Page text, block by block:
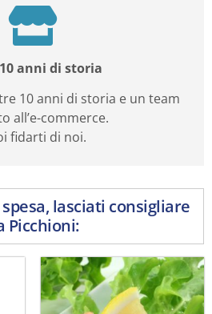
anni di storia
10 anni di storia e un team
all’e-commerce.
fidarti di noi.
lasciati consigliare
Picchioni: